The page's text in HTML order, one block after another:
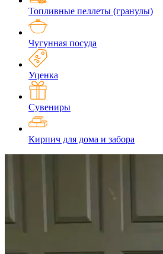
Топливные пеллеты (гранулы)
Чугунная посуда
Уценка
Сувениры
Кирпич для дома и забора